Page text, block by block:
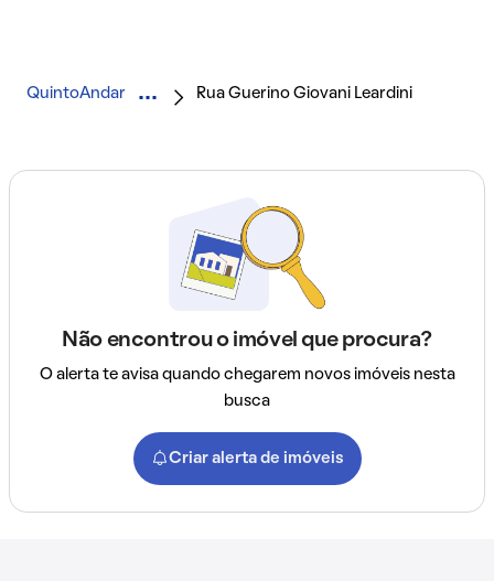
QuintoAndar Rua Guerino Giovani Leardini
Não encontrou o imóvel que procura?
O alerta te avisa quando chegarem novos imóveis nesta
busca
Criar alerta de imóveis